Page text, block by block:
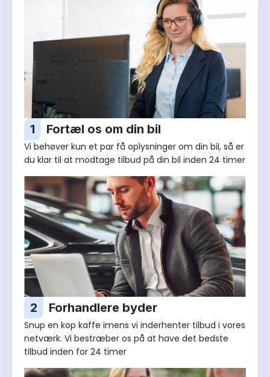
1 Fortæl os om din bil
Vi behøver kun et par få oplysninger om din bil, så er
du klar til at modtage tilbud på din bil inden 24 timer
2 Forhandlere byder
Snup en kop kaffe imens vi inderhenter tilbud i vores
netværk. Vi bestræber os på at have det bedste
tilbud inden for 24 timer